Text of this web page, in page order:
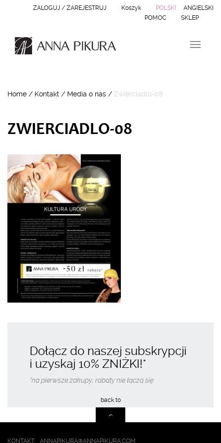
POLSKI ANGIELSKI
Koszyk
ZALOGUJ / ZAREJESTRUJ
SKLEP
POMOC
N
Home / Kontakt / Media o nas / Zwierciadlo-08
ZWIERCIADLO-08
Dołącz do naszej subskrypcji
i uzyskaj 10% ZNIŻKI!*
*na pierwsze zakupy, rabaty nie łączą się
KONTAKT: ANNAPIKURA@ANNAPIKURA.COM